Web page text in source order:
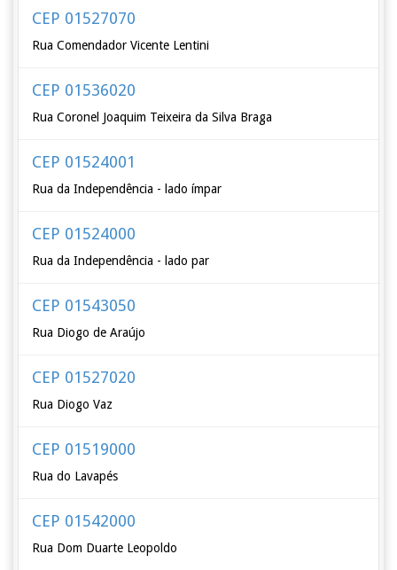
CEP 01527070
Rua Comendador Vicente Lentini
CEP 01536020
Rua Coronel Joaquim Teixeira da Silva Braga
CEP 01524001
Rua da Independência - lado ímpar
CEP 01524000
Rua da Independência - lado par
CEP 01543050
Rua Diogo de Araújo
CEP 01527020
Rua Diogo Vaz
CEP 01519000
Rua do Lavapés
CEP 01542000
Rua Dom Duarte Leopoldo